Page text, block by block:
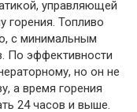
управляющей
горения. Топливо
с минимальным
По эффективности
но он не
а время горения
24 часов и выше.